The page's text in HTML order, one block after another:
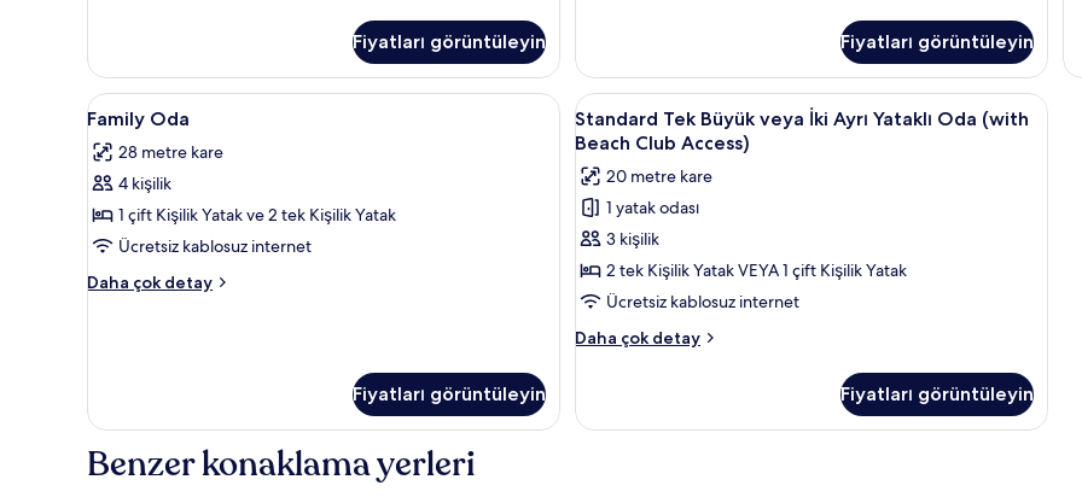
daha
fazla
detay
Fiyatları görüntüleyin
fotoğrafları
görün
Ayrı
Yataklı
Oda,
Kısmi
Deniz
Manzaralı
hakkında
daha
fazla
Fiyatları görüntüleyin
İki
Family
Oda
için
tüm
fotoğrafları
görün
Family Oda | Odada kasa, masa, ses yalıtımı, ütü/ütü masası
6
Family Oda
28 metre kare
4 kişilik
1 çift Kişilik Yatak ve 2 tek Kişilik Yatak
Ücretsiz kablosuz internet
Daha çok detay
Family
Fiyatları görüntüleyin
Standard
Tek
Büyük
veya
İki
Ayrı
Yataklı
Oda
(with
Beach
Access)
için
Odada kasa, masa, ses yalıtımı, ütü/ütü
5
Standard Tek Büyük veya İki Ayrı Yataklı Oda (with
Beach Club Access)
20 metre kare
1 yatak odası
3 kişilik
2 tek Kişilik Yatak VEYA 1 çift Kişilik Yatak
Ücretsiz kablosuz internet
Daha çok detay
Standard
İki
Fiyatları görüntüleyin
Benzer konaklama yerleri